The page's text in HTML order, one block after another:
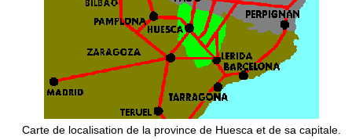
Carte de localisation de la province de Huesca et de sa capitale.